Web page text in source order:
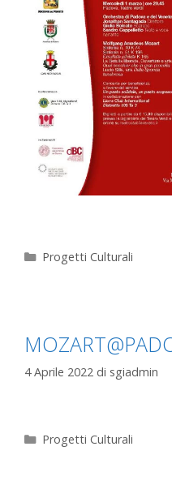
Progetti Culturali
4 Aprile 2022 di sgiadmin
Progetti Culturali